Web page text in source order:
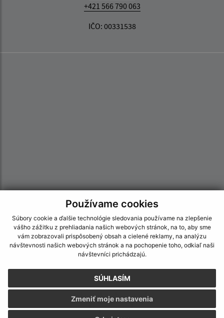
Používame cookies
Súbory cookie a ďalšie technológie sledovania používame na zlepšenie
vášho zážitku z prehliadania našich webových stránok, na to, aby sme
vám zobrazovali prispôsobený obsah a cielené reklamy, na analýzu
návštevnosti našich webových stránok a na pochopenie toho, odkiaľ naši
návštevníci prichádzajú.
SÚHLASÍM
Zmeniť moje nastavenia
+421 566 790 063
IČO: 00331538
Informácie o stránke:
Vyhlásenie o prístupnosti
Autorské práva
Ochrana osobných údajov
Navigácia:
Vytlačiť aktuálnu stránku
Mapa stránok